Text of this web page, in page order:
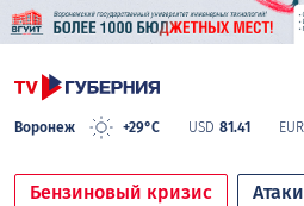
Воронеж +29°C USD 81.41 EUR
Бензиновый кризис